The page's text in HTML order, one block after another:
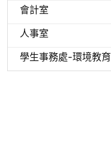
會計室
人事室
學生事務處-環境教育